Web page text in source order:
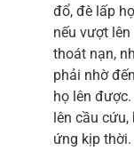
đổ, đè lấp
nếu vượt
thoát nạn,
phải nhờ
họ lên
lên cầu
ứng kịp